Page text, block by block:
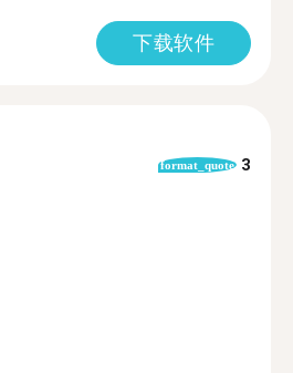
下载软件
format_quote 3